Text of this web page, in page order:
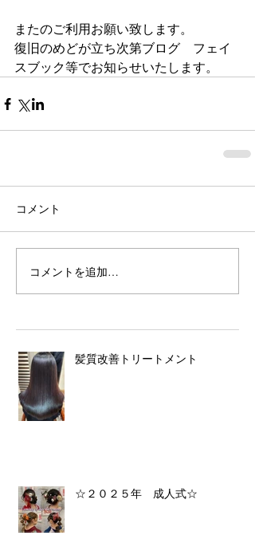
またのご利用お願い致します。
復旧のめどが立ち次第ブログ　フェイ
スブック等でお知らせいたします。
コメント
コメントを追加…
髪質改善トリートメント
☆２０２５年 成人式☆